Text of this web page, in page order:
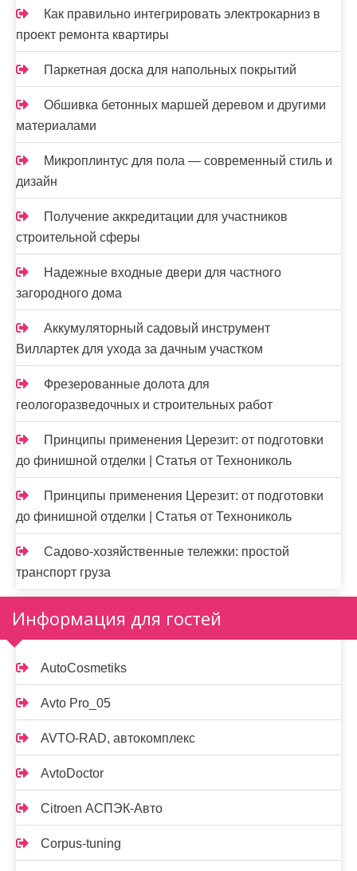
Как правильно интегрировать электрокарниз в
проект ремонта квартиры
Паркетная доска для напольных покрытий
Обшивка бетонных маршей деревом и другими
материалами
Микроплинтус для пола — современный стиль и
дизайн
Получение аккредитации для участников
строительной сферы
Надежные входные двери для частного
загородного дома
Аккумуляторный садовый инструмент
Виллартек для ухода за дачным участком
Фрезерованные долота для
геологоразведочных и строительных работ
Принципы применения Церезит: от подготовки
до финишной отделки | Статья от Технониколь
Принципы применения Церезит: от подготовки
до финишной отделки | Статья от Технониколь
Садово-хозяйственные тележки: простой
транспорт груза
Информация для гостей
AutoCosmetiks
Avto Pro_05
AVTO-RAD, автокомплекс
AvtoDoctor
Citroen АСПЭК-Авто
Corpus-tuning